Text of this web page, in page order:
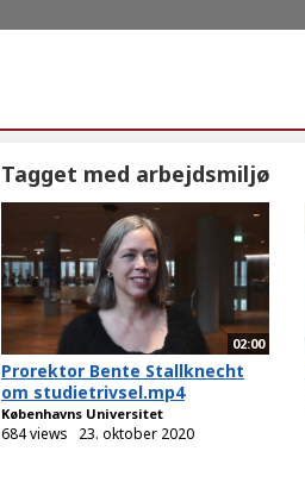
Tagget med arbejdsmiljø
02:00
Prorektor Bente Stallknecht
om studietrivsel.mp4
Københavns Universitet
684 views 23. oktober 2020